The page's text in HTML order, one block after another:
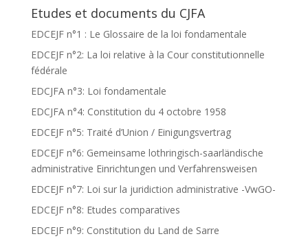
Etudes et documents du CJFA
EDCEJF n°1 : Le Glossaire de la loi fondamentale
EDCEJF n°2: La loi relative à la Cour constitutionnelle
fédérale
EDCJFA n°3: Loi fondamentale
EDCJFA n°4: Constitution du 4 octobre 1958
EDCEJF n°5: Traité d’Union / Einigungsvertrag
EDCEJF n°6: Gemeinsame lothringisch-saarländische
administrative Einrichtungen und Verfahrensweisen
EDCEJF n°7: Loi sur la juridiction administrative -VwGO-
EDCEJF n°8: Etudes comparatives
EDCEJF n°9: Constitution du Land de Sarre